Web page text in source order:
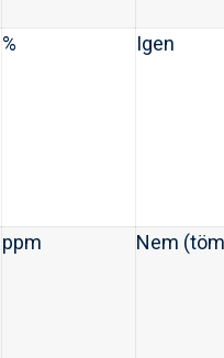
% Igen
ppm Nem